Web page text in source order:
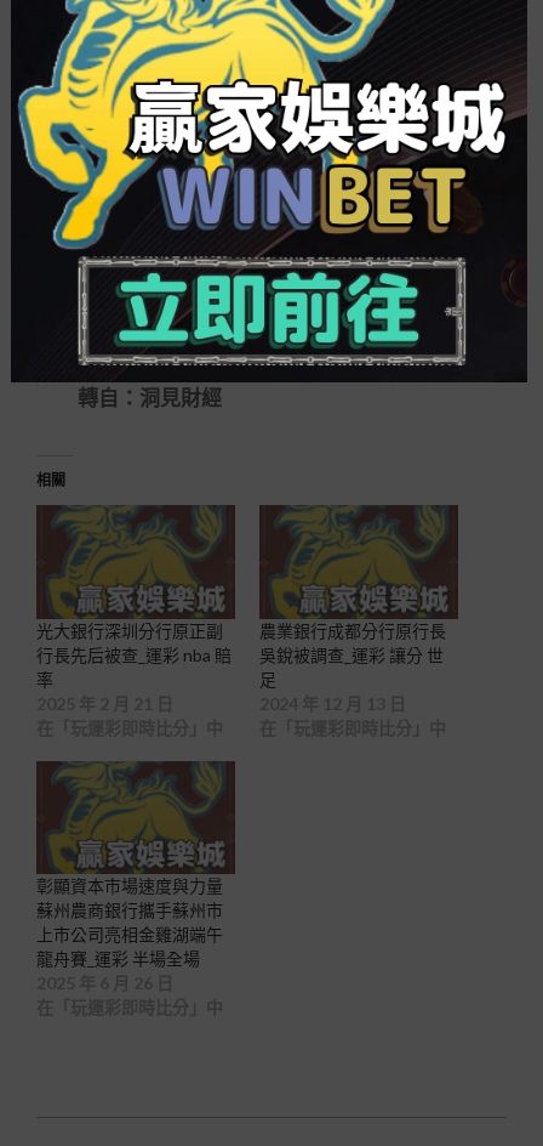
資料顯示，郭繼莊于1953年9月誕生，是陜西
華縣人。其佔有大學學歷，于1968年12月加入任
務，于1987年5月參加中國共產黨。
從1977年9月起直到2015年9月退休，郭繼莊
一直辦事于建設銀行，先后任青海省分行綜合科干
部、投資研討所（研討室）副主任；青海省分行場
所信貸處處長、方案處處長；青海省西寧市支行黨
組書記、行長；青海省分行黨委委員、副行長；西
安審計分部主任；青海省分行黨委副書記、副行
長；青海省分行黨委書記、行長等職。
轉自：洞見財經
相關
光大銀行深圳分行原正副
行長先后被查_運彩 nba 賠
率
農業銀行成都分行原行長
吳銳被調查_運彩 讓分 世
足
彰顯資本市場速度與力量
蘇州農商銀行攜手蘇州市
上市公司亮相金雞湖端午
龍舟賽_運彩 半場全場